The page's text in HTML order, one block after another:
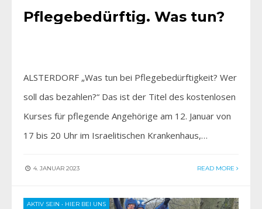
Pflegebedürftig. Was tun?
ALSTERDORF „Was tun bei Pflegebedürftigkeit? Wer
soll das bezahlen?“ Das ist der Titel des kostenlosen
Kurses für pflegende Angehörige am 12. Januar von
17 bis 20 Uhr im Israelitischen Krankenhaus,…
4. JANUAR 2023 READ MORE
AKTIV SEIN • HIER BEI UNS